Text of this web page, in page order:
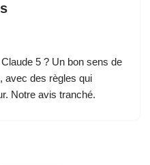
5 ? Un bon sens de
avec des règles qui
Notre avis tranché.